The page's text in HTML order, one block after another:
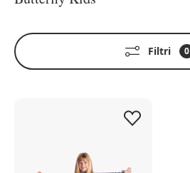
Filtri 0